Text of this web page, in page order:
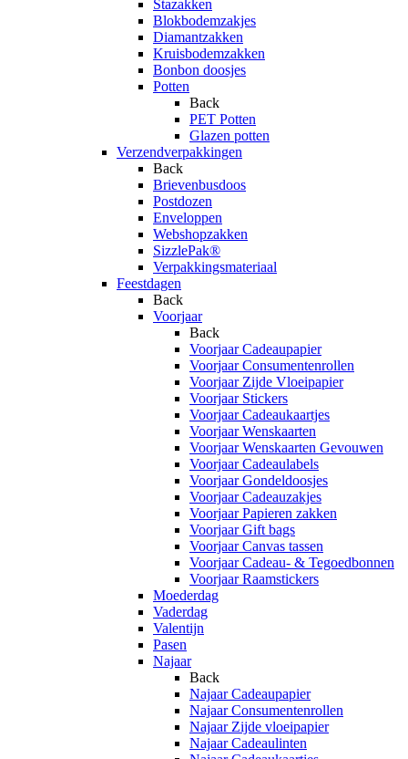
Stazakken
Blokbodemzakjes
Diamantzakken
Kruisbodemzakken
Bonbon doosjes
Potten
Back
PET Potten
Glazen potten
Verzendverpakkingen
Back
Brievenbusdoos
Postdozen
Enveloppen
Webshopzakken
SizzlePak®
Verpakkingsmateriaal
Feestdagen
Back
Voorjaar
Back
Voorjaar Cadeaupapier
Voorjaar Consumentenrollen
Voorjaar Zijde Vloeipapier
Voorjaar Stickers
Voorjaar Cadeaukaartjes
Voorjaar Wenskaarten
Voorjaar Wenskaarten Gevouwen
Voorjaar Cadeaulabels
Voorjaar Gondeldoosjes
Voorjaar Cadeauzakjes
Voorjaar Papieren zakken
Voorjaar Gift bags
Voorjaar Canvas tassen
Voorjaar Cadeau- & Tegoedbonnen
Voorjaar Raamstickers
Moederdag
Vaderdag
Valentijn
Pasen
Najaar
Back
Najaar Cadeaupapier
Najaar Consumentenrollen
Najaar Zijde vloeipapier
Najaar Cadeaulinten